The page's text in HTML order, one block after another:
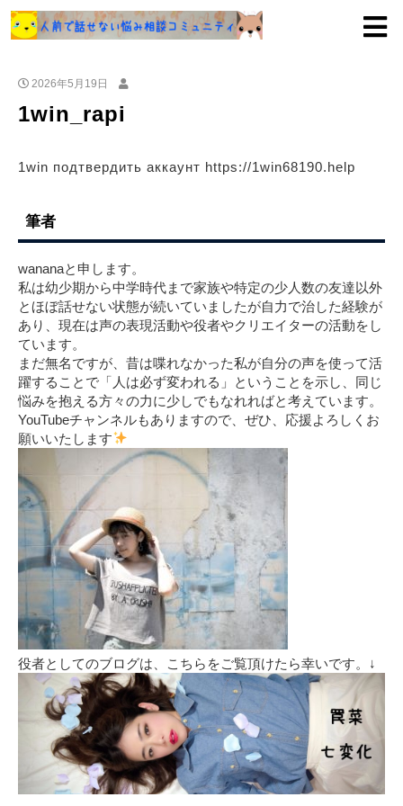
2026年5月19日
1win_rapi
1win подтвердить аккаунт https://1win68190.help
筆者
wananaと申します。
私は幼少期から中学時代まで家族や特定の少人数の友達以外
とほぼ話せない状態が続いていましたが自力で治した経験が
あり、現在は声の表現活動や役者やクリエイターの活動をし
ています。
まだ無名ですが、昔は喋れなかった私が自分の声を使って活
躍することで「人は必ず変われる」ということを示し、同じ
悩みを抱える方々の力に少しでもなれればと考えています。
YouTubeチャンネルもありますので、ぜひ、応援よろしくお
願いいたします
役者としてのブログは、こちらをご覧頂けたら幸いです。↓